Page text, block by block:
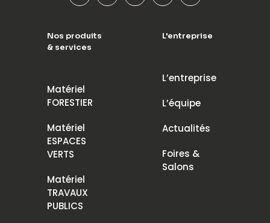
Nos produits
& services
Matériel
FORESTIER
Matériel
ESPACES
VERTS
Matériel
TRAVAUX
PUBLICS
L'entreprise
L’entreprise
L’équipe
Actualités
Foires &
Salons